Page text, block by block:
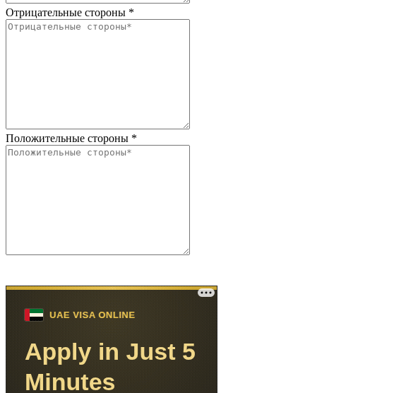
Отрицательные стороны *
Положительные стороны *